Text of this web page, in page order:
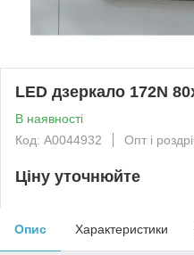
LED дзеркало 172N
В наявності
Код: А0044932
Опт і
Ціну уточнюйте
Опис Характеристики